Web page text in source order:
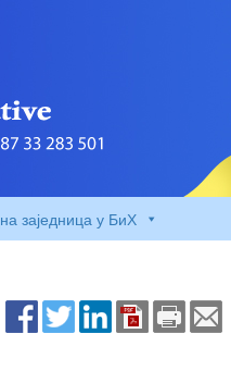
заједница у БиХ